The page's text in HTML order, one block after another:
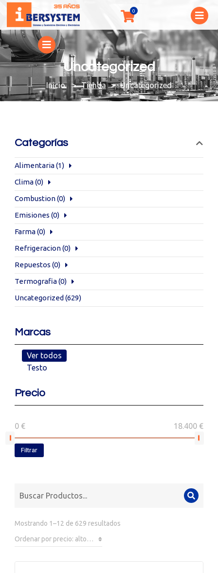
Uncategorized
You are here: Tienda Uncategorized
Categorías
Alimentaria(1)
Clima(0)
Combustion(0)
Emisiones (0)
Farma(0)
Refrigeracion(0)
Repuestos (0)
Termografia(0)
Uncategorized (629)
Marcas
Ver todos
Testo
Precio
0 € 18.400 €
Filtrar
Mostrando 1–12 de 629 resultados